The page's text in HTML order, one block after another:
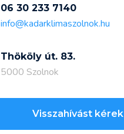
06 30 233 7140
info@kadarklimaszolnok.hu
Thököly út. 83.
5000 Szolnok
Visszahívást kérek